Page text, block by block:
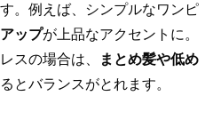
。例えば、シンプルなワンピ
ップが上品なアクセントに。
スの場合は、
まとめ髪や低め
とバランスがとれます。